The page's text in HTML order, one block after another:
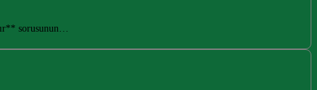
sorusunun…